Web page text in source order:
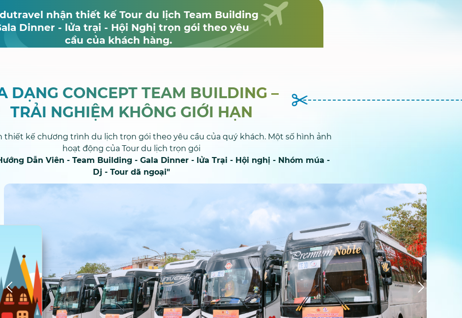
nhận thiết kế Tour du lịch Team Building
Dinner - lửa trại - Hội Nghị trọn gói theo yêu
cầu của khách hàng.
DẠNG CONCEPT TEAM BUILDING –
TRẢI NGHIỆM KHÔNG GIỚI HẠN
thiết kế chương trình du lịch trọn gói theo yêu cầu của quý khách. Một số hình ảnh
hoạt động của Tour du lịch trọn gói
Dẫn Viên - Team Building - Gala Dinner - lửa Trại - Hội nghị - Nhóm múa -
Dj - Tour dã ngoại"